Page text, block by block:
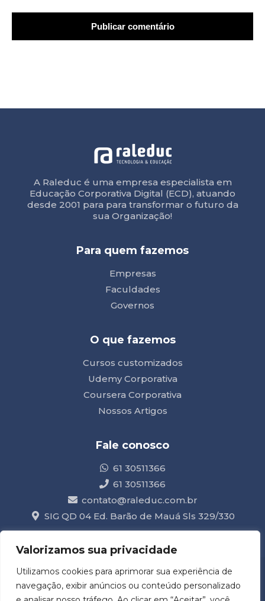
Valorizamos sua privacidade
Utilizamos cookies para aprimorar sua experiência de
navegação, exibir anúncios ou conteúdo personalizado
A Raleduc é uma empresa especialista em
Educação Corporativa Digital (ECD), atuando
desde 2001 para para transformar o futuro da
sua Organização!
Para quem fazemos
Empresas
Faculdades
Governos
O que fazemos
Cursos customizados
Udemy Corporativa
Coursera Corporativa
Nossos Artigos
Fale conosco
61 30511366
61 30511366
contato@raleduc.com.br
SIG QD 04 Ed. Barão de Mauá Sls 329/330
CNPJ: 04.615.450/0001-40
Acompanhe nossas